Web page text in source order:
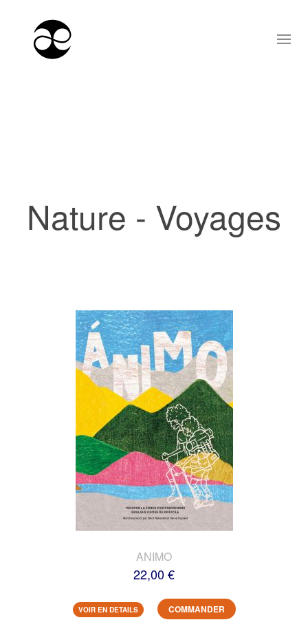
Nature - Voyages
ANIMO
22,00 €
VOIR EN DETAILS COMMANDER